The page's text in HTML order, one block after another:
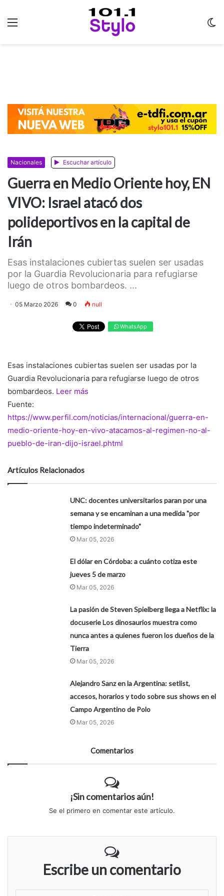
Nacionales Escuchar artículo
Guerra en Medio Oriente hoy, EN
VIVO: Israel atacó dos
polideportivos en la capital de
Irán
Esas instalaciones cubiertas suelen ser usadas
por la Guardia Revolucionaria para refugiarse
luego de otros bombardeos. ...
05 Marzo 2026 0 null
WhatsApp
Esas instalaciones cubiertas suelen ser usadas por la
Guardia Revolucionaria para refugiarse luego de otros
bombardeos. Leer más
Fuente:
https://www.perfil.com/noticias/internacional/guerra-en-
medio-oriente-hoy-en-vivo-atacamos-al-regimen-no-al-
pueblo-de-iran-dijo-israel.phtml
Artículos Relacionados
UNC: docentes universitarios paran por una
semana y se encaminan a una medida "por
tiempo indeterminado"
Mar 05, 2026
El dólar en Córdoba: a cuánto cotiza este
jueves 5 de marzo
Mar 05, 2026
La pasión de Steven Spielberg llega a Netflix: la
docuserie Los dinosaurios muestra como
nunca antes a quienes fueron los dueños de la
Tierra
Mar 05, 2026
Alejandro Sanz en la Argentina: setlist,
accesos, horarios y todo sobre sus shows en el
Campo Argentino de Polo
Mar 05, 2026
Comentarios
¡Sin comentarios aún!
Se el primero en comentar este artículo.
Escribe un comentario